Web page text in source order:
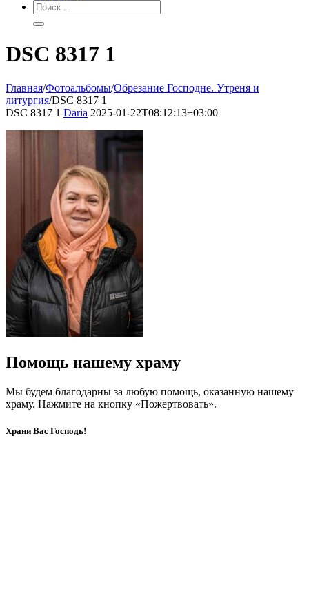
DSC 8317 1
Главная/Фотоальбомы/Обрезание Господне. Утреня и
литургия/DSC 8317 1
DSC 8317 1 Daria 2025-01-22T08:12:13+03:00
Помощь нашему храму
Мы будем благодарны за любую помощь, оказанную нашему
храму. Нажмите на кнопку «Пожертвовать».
Храни Вас Господь!